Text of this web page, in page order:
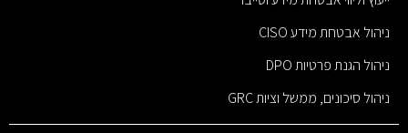
ניהול אבטחת מידע CISO
ניהול הגנת פרטיות DPO
ניהול סיכונים, ממשל וציות GRC